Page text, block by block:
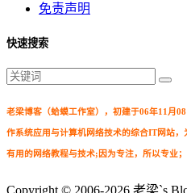
免责声明
快速搜索
老梁博客（蛤蟆工作室），初建于06年11月
作系统应用与计算机网络技术的综合IT网站，
有用的网络教程与技术;因为专注，所以专业；
Copyright © 2006-2026 老梁`s